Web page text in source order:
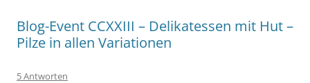
Blog-Event CCXXIII – Delikatessen mit Hut –
Pilze in allen Variationen
5 Antworten